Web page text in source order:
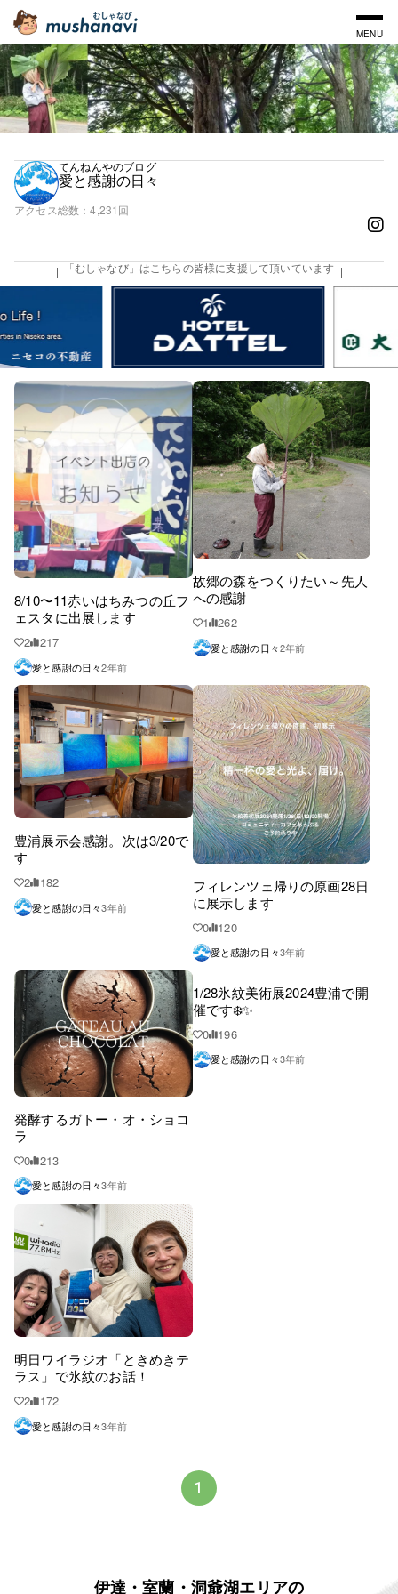
MENU
てんねんやのブログ
愛と感謝の日々
アクセス総数 4,231回
「むしゃなび」はこちらの皆様に支援して頂いています
8/10〜11赤いはちみつの丘フ
ェスタに出展します
2 217
愛と感謝の日々2年前
故郷の森をつくりたい～先人
への感謝
1 262
愛と感謝の日々2年前
豊浦展示会感謝。次は3/20で
す
2 182
愛と感謝の日々3年前
フィレンツェ帰りの原画28日
に展示します
0 120
愛と感謝の日々3年前
発酵するガトー・オ・ショコ
ラ
0 213
愛と感謝の日々3年前
1/28氷紋美術展2024豊浦で開
催です❄️✨
0 196
愛と感謝の日々3年前
明日ワイラジオ「ときめきテ
ラス」で氷紋のお話！
2 172
愛と感謝の日々3年前
1
伊達・室蘭・洞爺湖エリアの